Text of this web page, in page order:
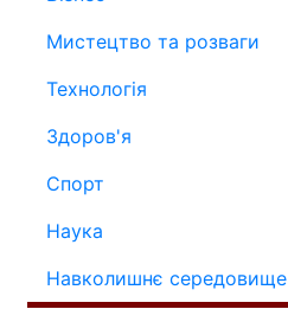
Мистецтво та розваги
Технологія
Здоров'я
Спорт
Наука
Навколишнє середовище